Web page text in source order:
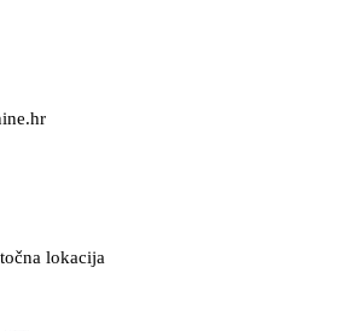
lokacija